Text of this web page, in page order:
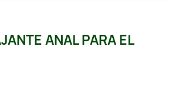
ANAL PARA EL